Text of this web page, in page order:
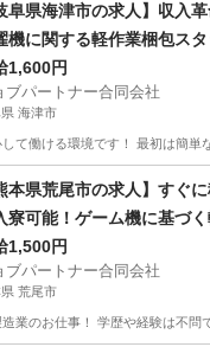
阜県海津市の求人】収入
機に関する軽作業梱包スタ
1,600円
ブパートナー合同会社
海津市
て働ける環境です！ 最初は簡
場 スタッフ
本県荒尾市の求人】すぐ
寮可能！ゲーム機に基づ
1,500円
ブパートナー合同会社
荒尾市
業のお仕事！ 学歴や経験は不